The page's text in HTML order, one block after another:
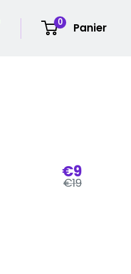
0 Panier
Prix
de
€9
Prix
€19